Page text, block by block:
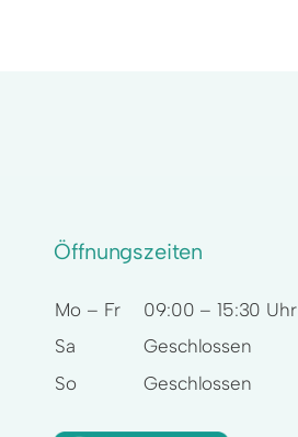
Öffnungszeiten
Mo – Fr
09:00 – 15:30 Uhr
Sa
Geschlossen
So
Geschlossen